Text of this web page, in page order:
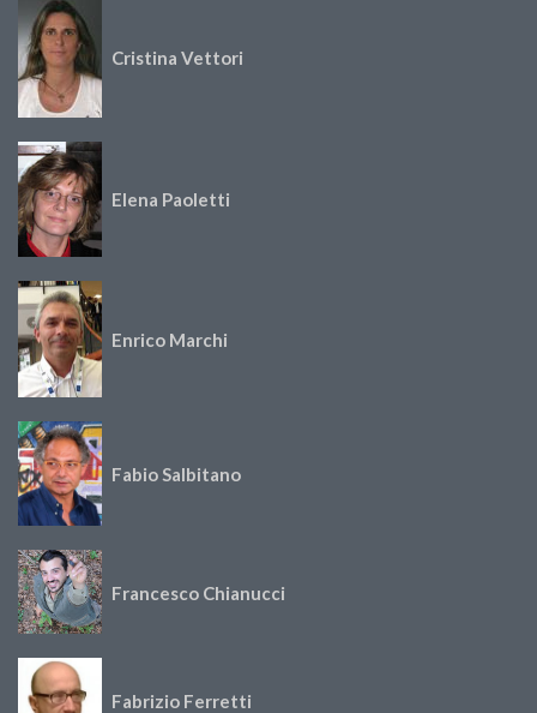
Cristina Vettori
Elena Paoletti
Enrico Marchi
Fabio Salbitano
Francesco Chianucci
Fabrizio Ferretti